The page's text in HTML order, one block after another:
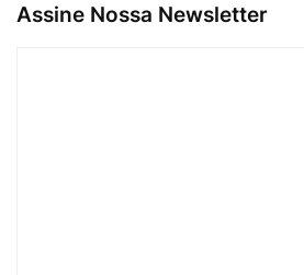
Assine Nossa Newsletter